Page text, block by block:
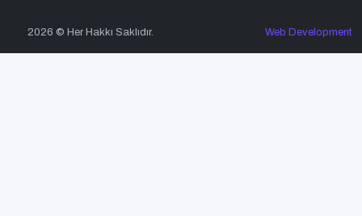
2026 © Her Hakkı Saklıdır. Web Development